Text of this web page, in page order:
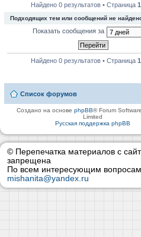
Найдено 0 результатов • Страница1
Подходящих тем или сообщений не
Показать сообщения за
Найдено 0 результатов • Страница1
Список форумов
Создано на основеphpBB® Forum
Limited
Русская поддержка phpBB
© Перепечатка материалов с
запрещена
По всем интересующим
mishanita@yandex.ru